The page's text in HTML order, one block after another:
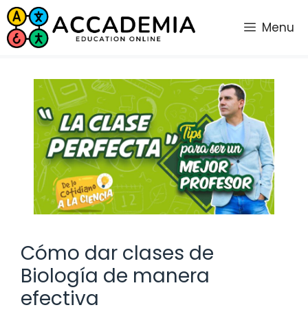
Saltar
al
contenido
Menu
Cómo dar clases de
Biología de manera
efectiva